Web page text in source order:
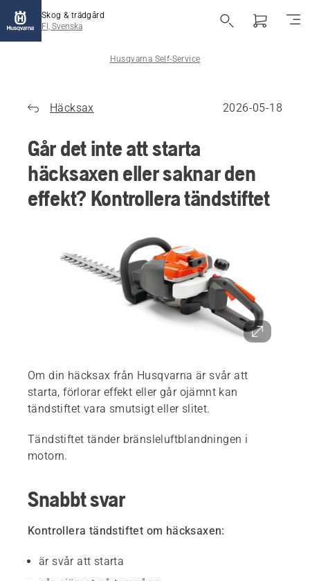
Skog & trädgård
FI, Svenska
Husqvarna Self-Service
Häcksax 2026-05-18
Går det inte att starta
häcksaxen eller saknar den
effekt? Kontrollera tändstiftet
Om din häcksax från Husqvarna är svår att
starta, förlorar effekt eller går ojämnt kan
tändstiftet vara smutsigt eller slitet.
Tändstiftet tänder bränsleluftblandningen i
motorn.
Snabbt svar
Kontrollera tändstiftet om häcksaxen:
är svår att starta